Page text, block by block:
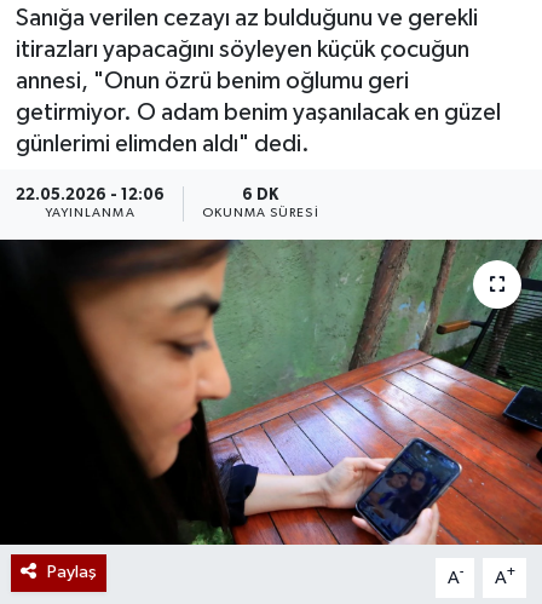
Sanığa verilen cezayı az bulduğunu ve gerekli
itirazları yapacağını söyleyen küçük çocuğun
annesi, "Onun özrü benim oğlumu geri
getirmiyor. O adam benim yaşanılacak en güzel
günlerimi elimden aldı" dedi.
22.05.2026 - 12:06
YAYINLANMA
6 DK
OKUNMA SÜRESI
Paylaş A- A+